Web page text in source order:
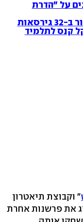
על "הדרת
4,000 שקל קנס לתלמיד
" וקבוצת תיאטרון
את פרשנות אחרת